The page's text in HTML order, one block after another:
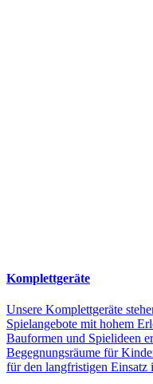
Komplettgeräte
Unsere Komplettgeräte
Spielangebote mit hohem
Bauformen und Spielideen
Begegnungsräume für
für den langfristigen Einsatz